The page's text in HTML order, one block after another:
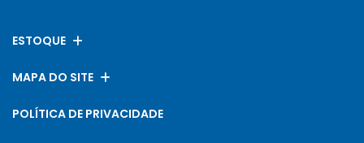
ESTOQUE
MAPA DO SITE
POLÍTICA DE PRIVACIDADE